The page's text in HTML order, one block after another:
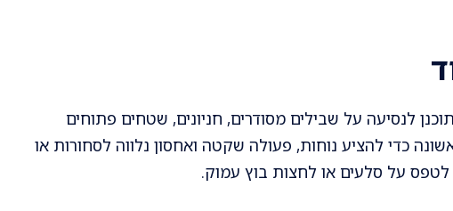
לנסיעה על שבילים מסודרים, חניונים, שטחים פתוחים
כדי להציע נוחות, פעולה שקטה ואחסון נלווה לסחורות או
על סלעים או לחצות בוץ עמוק.